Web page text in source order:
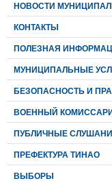
НОВОСТИ
КОНТАКТЫ
ПОЛЕЗНАЯ
МУНИЦИПАЛЬНЫЕ
БЕЗОПАСНОСТЬ И
ВОЕННЫЙ
ПУБЛИЧНЫЕ
ПРЕФЕКТУРА ТИНАО
ВЫБОРЫ